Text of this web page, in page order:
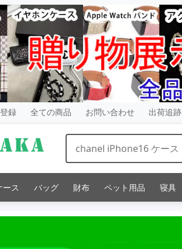
録 全ての商品 お問い合わせ 出荷追跡
ース バッグ 財布 ペット用品 寝具